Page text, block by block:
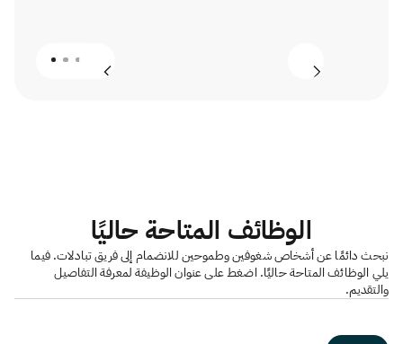
الوظائف المتاحة حاليًا
نبحث دائمًا عن أشخاص شغوفين وطموحين للانضمام إلى فريق تبادلات. فيما
يلي الوظائف المتاحة حاليًا. اضغط على عنوان الوظيفة لمعرفة التفاصيل
والتقديم.